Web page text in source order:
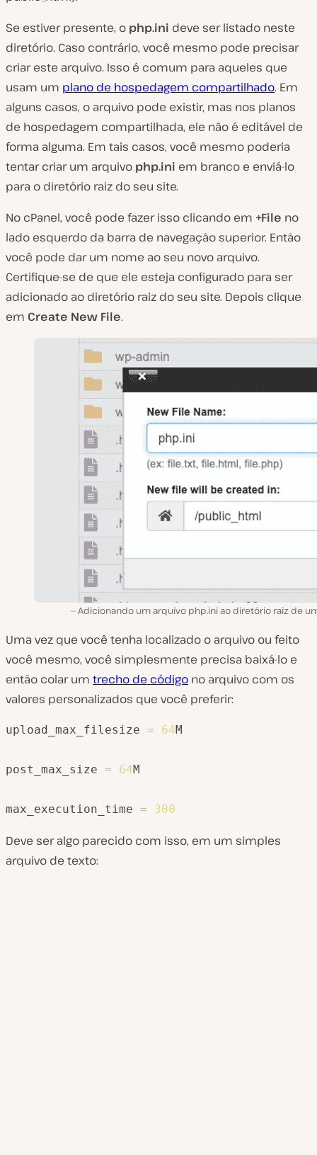
Se estiver presente, o php.ini deve ser listado neste
diretório. Caso contrário, você mesmo pode precisar
criar este arquivo. Isso é comum para aqueles que
usam um plano de hospedagem compartilhado. Em
alguns casos, o arquivo pode existir, mas nos planos
de hospedagem compartilhada, ele não é editável de
forma alguma. Em tais casos, você mesmo poderia
tentar criar um arquivo php.ini em branco e enviá-lo
para o diretório raiz do seu site.
No cPanel, você pode fazer isso clicando em +File no
lado esquerdo da barra de navegação superior. Então
você pode dar um nome ao seu novo arquivo.
Certifique-se de que ele esteja configurado para ser
adicionado ao diretório raiz do seu site. Depois clique
em Create New File.
Adicionando um arquivo php.ini ao diretório raiz de
Uma vez que você tenha localizado o arquivo ou feito
você mesmo, você simplesmente precisa baixá-lo e
então colar um trecho de código no arquivo com os
valores personalizados que você preferir:
upload_max_filesize = 64M
post_max_size = 64M
max_execution_time = 300
Deve ser algo parecido com isso, em um simples
arquivo de texto: